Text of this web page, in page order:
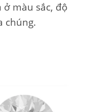
màu sắc, độ
chúng.